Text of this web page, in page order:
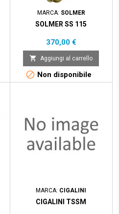
MARCA: SOLMER
SOLMER SS 115
Prezzo
370,00 €
 Aggiungi al carrello
 Non disponibile
MARCA: CIGALINI
CIGALINI TSSM